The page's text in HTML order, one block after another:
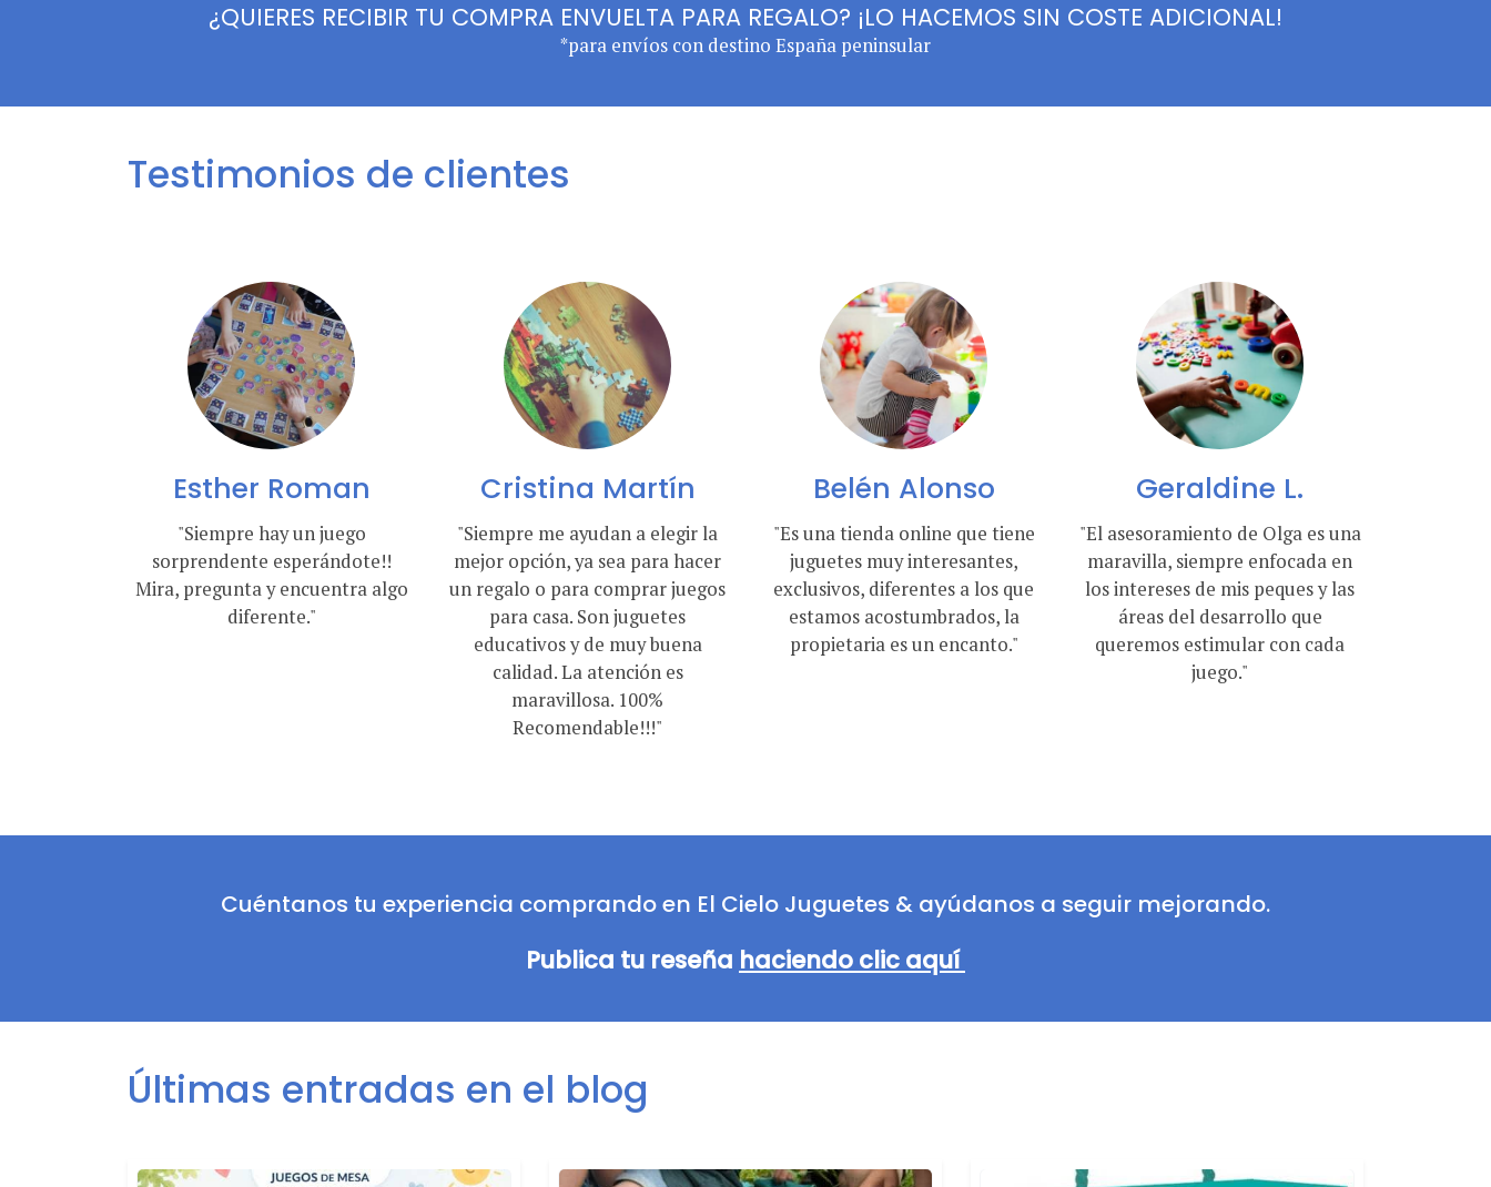
¿QUIERES RECIBIR TU COMPRA ENVUELTA PARA REGALO? ¡LO HACEMOS SIN COSTE ADICIONAL!
*para envíos con destino España peninsular
Testimonios de clientes
Esther Roman
"Siempre hay un juego
sorprendente esperándote!!
Mira, pregunta y encuentra algo
diferente."
Cristina Martín
"Siempre me ayudan a elegir la
mejor opción, ya sea para hacer
un regalo o para comprar juegos
para casa. Son juguetes
educativos y de muy buena
calidad. La atención es
maravillosa. 100%
Recomendable!!!"
Belén Alonso
"Es una tienda online que tiene
juguetes muy interesantes,
exclusivos, diferentes a los que
estamos acostumbrados, la
propietaria es un encanto."
Geraldine L.
"El asesoramiento de Olga es una
maravilla, siempre enfocada en
los intereses de mis peques y las
áreas del desarrollo que
queremos estimular con cada
juego."
Cuéntanos tu experiencia comprando en El Cielo Juguetes & ayúdanos a seguir mejorando.
Publica tu reseña haciendo clic aquí
Últimas entradas en el blog